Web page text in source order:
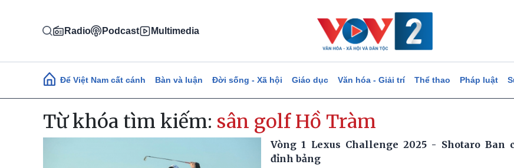
Radio Podcast Multimedia
Main navigation
Để Việt Nam cất cánh Bàn và luận Đời sống - Xã hội Giáo dục Văn hóa - Giải trí Thể thao Pháp luật
Từ khóa tìm kiếm: sân golf Hồ Tràm
Vòng 1 Lexus Challenge 2025 - Shotaro Ban
đỉnh bảng